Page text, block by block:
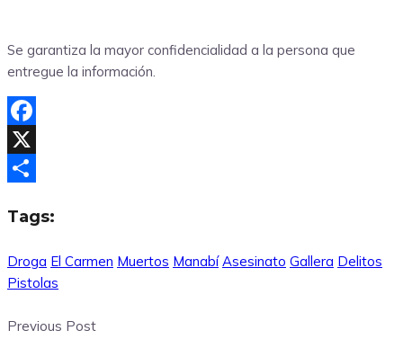
Se garantiza la mayor confidencialidad a la persona que
entregue la información.
Facebook
X
Tags:
Droga El Carmen Muertos Manabí Asesinato Gallera Delitos
Pistolas
Previous Post